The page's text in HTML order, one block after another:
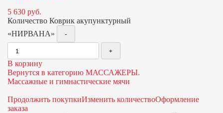
5 630 руб.
Количество Коврик акупунктурный
«НИРВАНА»
В корзину
Вернутся в категорию МАССАЖЕРЫ.
Массажные и гимнастические мячи
Продолжить покупкиИзменить количествоОформление
заказа